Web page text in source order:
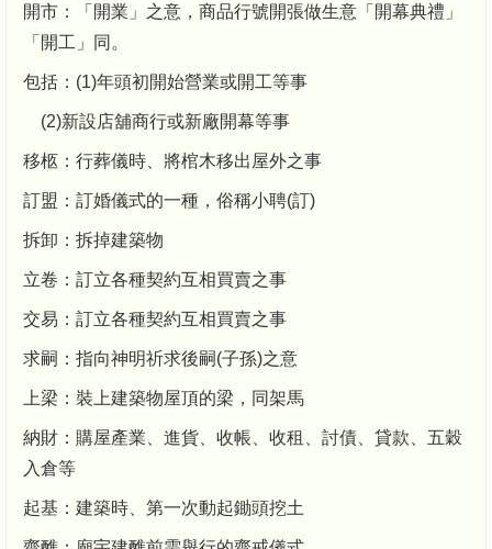
開市：「開業」之意，商品行號開張做生意「開幕典禮」
「開工」同。
包括：(1)年頭初開始營業或開工等事
(2)新設店舖商行或新廠開幕等事
移柩：行葬儀時、將棺木移出屋外之事
訂盟：訂婚儀式的一種，俗稱小聘(訂)
拆卸：拆掉建築物
立卷：訂立各種契約互相買賣之事
交易：訂立各種契約互相買賣之事
求嗣：指向神明祈求後嗣(子孫)之意
上梁：裝上建築物屋頂的梁，同架馬
納財：購屋產業、進貨、收帳、收租、討債、貸款、五穀
入倉等
起基：建築時、第一次動起鋤頭挖土